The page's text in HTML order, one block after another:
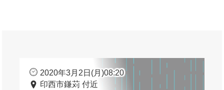
2020年3月2日(月)08:20
印西市鎌苅 付近